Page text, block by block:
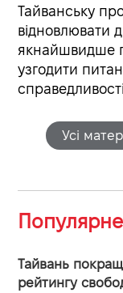
Тайванську
відновлювати
якнайшвидше
узгодити
Усі
Популярне
Тайвань
рейтингу